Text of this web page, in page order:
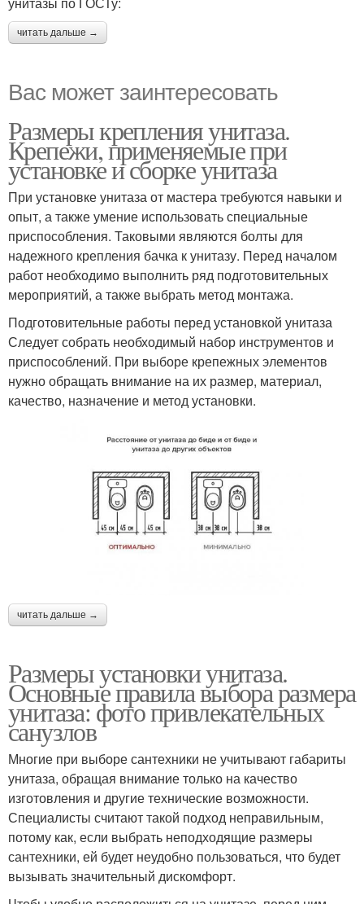
читать дальше →
Вас может заинтересовать
Размеры крепления унитаза.
Крепежи, применяемые при
установке и сборке унитаза
При установке унитаза от мастера требуются навыки и
опыт, а также умение использовать специальные
приспособления. Таковыми являются болты для
надежного крепления бачка к унитазу. Перед началом
работ необходимо выполнить ряд подготовительных
мероприятий, а также выбрать метод монтажа.
Подготовительные работы перед установкой унитаза
Следует собрать необходимый набор инструментов и
приспособлений. При выборе крепежных элементов
нужно обращать внимание на их размер, материал,
качество, назначение и метод установки.
читать дальше →
Размеры установки унитаза.
Основные правила выбора размера
унитаза: фото привлекательных
санузлов
Многие при выборе сантехники не учитывают габариты
унитаза, обращая внимание только на качество
изготовления и другие технические возможности.
Специалисты считают такой подход неправильным,
потому как, если выбрать неподходящие размеры
сантехники, ей будет неудобно пользоваться, что будет
вызывать значительный дискомфорт.